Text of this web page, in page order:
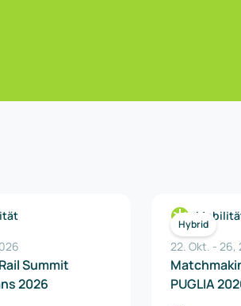
Summit
2026
Hybrid
22. Okt. - 26,
PUGLIA